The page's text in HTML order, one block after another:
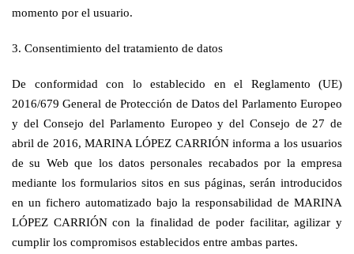
momento por el usuario.
3. Consentimiento del tratamiento de datos
De conformidad con lo establecido en el Reglamento (UE)
2016/679 General de Protección de Datos del Parlamento Europeo
y del Consejo del Parlamento Europeo y del Consejo de 27 de
abril de 2016, MARINA LÓPEZ CARRIÓN informa a los usuarios
de su Web que los datos personales recabados por la empresa
mediante los formularios sitos en sus páginas, serán introducidos
en un fichero automatizado bajo la responsabilidad de MARINA
LÓPEZ CARRIÓN con la finalidad de poder facilitar, agilizar y
cumplir los compromisos establecidos entre ambas partes.